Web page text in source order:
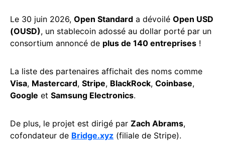
Le 30 juin 2026, Open Standard a dévoilé Open USD
(OUSD), un stablecoin adossé au dollar porté par un
consortium annoncé de plus de 140 entreprises !
La liste des partenaires affichait des noms comme
Visa, Mastercard, Stripe, BlackRock, Coinbase,
Google et Samsung Electronics.
De plus, le projet est dirigé par Zach Abrams,
cofondateur de Bridge.xyz (filiale de Stripe).